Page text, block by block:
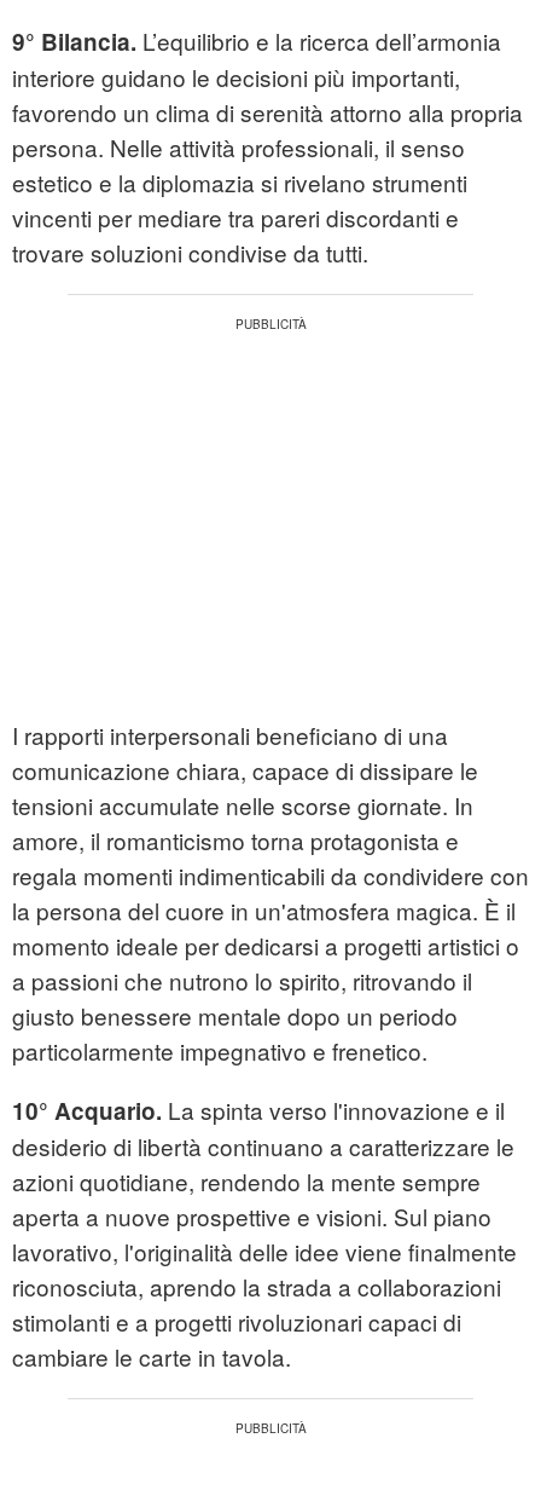
9° Bilancia. L’equilibrio e la ricerca dell’armonia
interiore guidano le decisioni più importanti,
favorendo un clima di serenità attorno alla propria
persona. Nelle attività professionali, il senso
estetico e la diplomazia si rivelano strumenti
vincenti per mediare tra pareri discordanti e
trovare soluzioni condivise da tutti.
I rapporti interpersonali beneficiano di una
comunicazione chiara, capace di dissipare le
tensioni accumulate nelle scorse giornate. In
amore, il romanticismo torna protagonista e
regala momenti indimenticabili da condividere con
la persona del cuore in un'atmosfera magica. È il
momento ideale per dedicarsi a progetti artistici o
a passioni che nutrono lo spirito, ritrovando il
giusto benessere mentale dopo un periodo
particolarmente impegnativo e frenetico.
10° Acquario. La spinta verso l'innovazione e il
desiderio di libertà continuano a caratterizzare le
azioni quotidiane, rendendo la mente sempre
aperta a nuove prospettive e visioni. Sul piano
lavorativo, l'originalità delle idee viene finalmente
riconosciuta, aprendo la strada a collaborazioni
stimolanti e a progetti rivoluzionari capaci di
cambiare le carte in tavola.